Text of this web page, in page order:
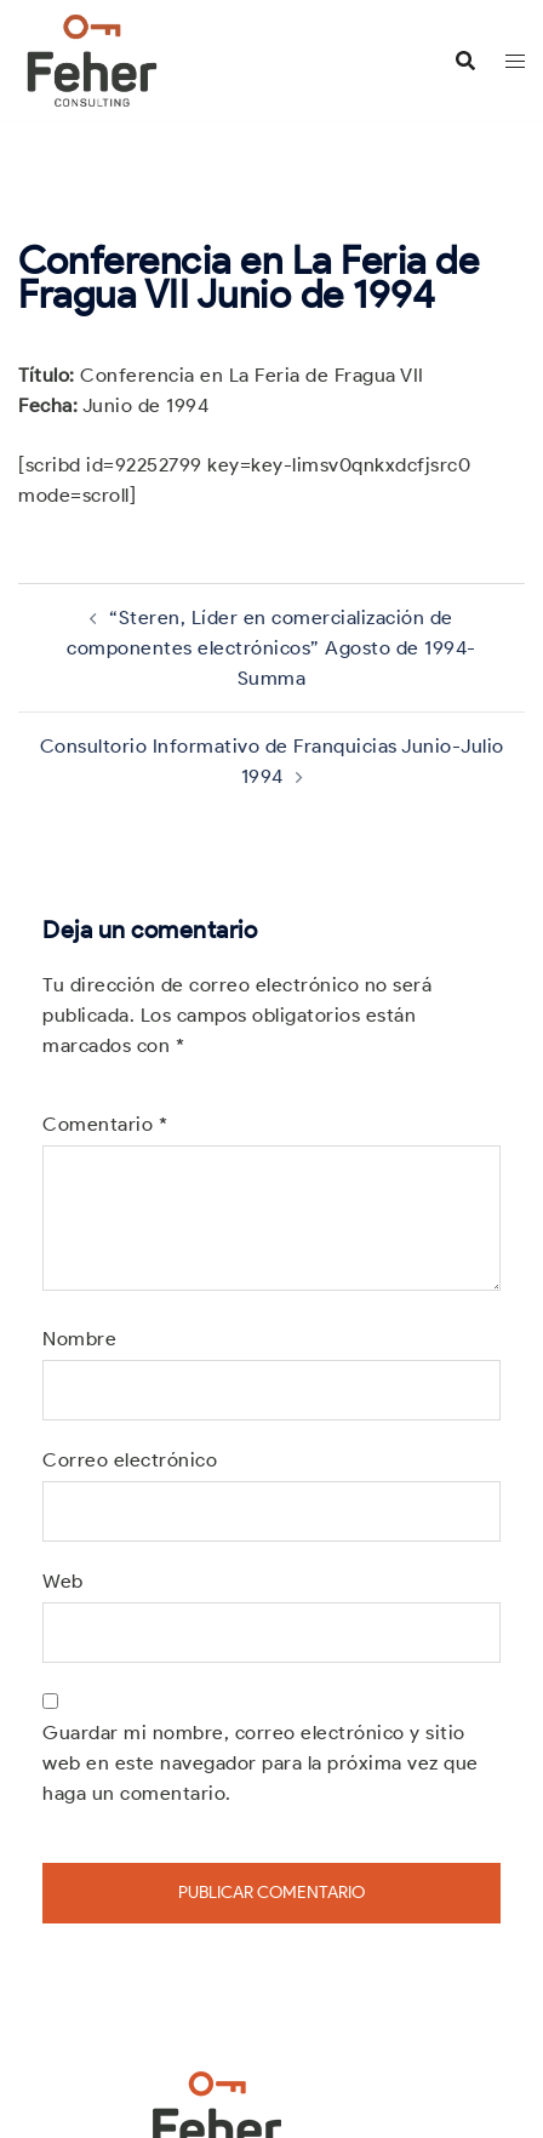
contenido
Conferencia en La Feria de
Fragua VII Junio de 1994
Título: Conferencia en La Feria de Fragua VII
Fecha: Junio de 1994
[scribd id=92252799 key=key-limsv0qnkxdcfjsrc0
mode=scroll]
Navegación
entradas
“Steren, Líder en comercialización de
componentes electrónicos” Agosto de 1994-
Summa
Consultorio Informativo de Franquicias Junio-Julio
1994
Deja un comentario
Tu dirección de correo electrónico no será
publicada. Los campos obligatorios están
marcados con *
Comentario *
Nombre
Correo electrónico
Web
Guardar mi nombre, correo electrónico y sitio
web en este navegador para la próxima vez que
haga un comentario.